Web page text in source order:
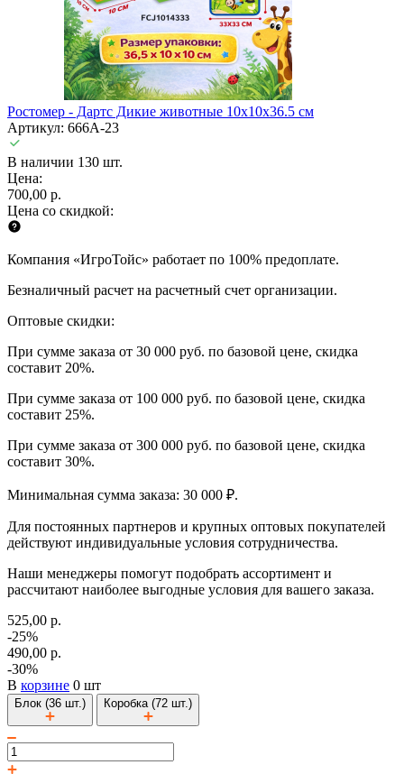
Ростомер - Дартс Дикие животные 10x10x36.5 см
Артикул: 666A-23
В наличии 130 шт.
Цена:
700,00 р.
Цена со скидкой:
Компания «ИгроТойс» работает по 100% предоплате.
Безналичный расчет на расчетный счет организации.
Оптовые скидки:
При сумме заказа от 30 000 руб. по базовой цене, скидка
составит 20%.
При сумме заказа от 100 000 руб. по базовой цене, скидка
составит 25%.
При сумме заказа от 300 000 руб. по базовой цене, скидка
составит 30%.
Минимальная сумма заказа: 30 000 ₽.
Для постоянных партнеров и крупных оптовых покупателей
действуют индивидуальные условия сотрудничества.
Наши менеджеры помогут подобрать ассортимент и
рассчитают наиболее выгодные условия для вашего заказа.
525,00 р.
-25%
490,00 р.
-30%
В корзине 0 шт
Блок (36 шт.) Коробка (72 шт.)